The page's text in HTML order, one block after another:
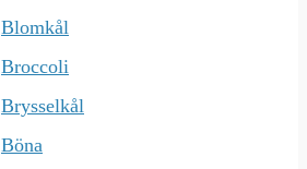
Blomkål
Broccoli
Brysselkål
Böna